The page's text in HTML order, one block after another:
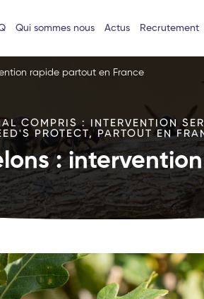
Qui sommes nous Actus Recrutement
rapide partout en France
COMPRIS : INTERVENTION
PROTECT, PARTOUT EN
: